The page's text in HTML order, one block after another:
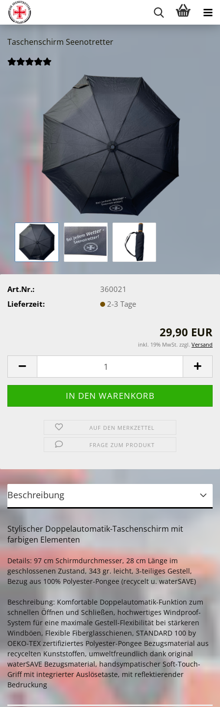
Taschenschirm Seenotretter
Art.Nr.:
360021
Lieferzeit:
2-3 Tage
29,90 EUR
inkl. 19% MwSt. zzgl. Versand
AUF DEN MERKZETTEL
FRAGE ZUM PRODUKT
Beschreibung
Stylischer Doppelautomatik-Taschenschirm mit
farbigen Elementen
Details: 97 cm Schirmdurchmesser, 28 cm Länge im
geschlossenen Zustand, 343 gr. leicht, 3-teiliges Gestell,
Bezug aus 100% Polyester-Pongee (recycelt u. waterSAVE)
Beschreibung: Komfortable Doppelautomatik-Funktion zum
schnellen Öffnen und Schließen, hochwertiges Windproof-
System für eine maximale Gestell-Flexibilität bei stärkeren
Windböen, Flexible Fiberglasschienen, STANDARD 100 by
OEKO-TEX zertifiziertes Polyester-Pongee Bezugsmaterial aus
recycelten Kunststoffen, umweltfreundlich dank original
waterSAVE Bezugsmaterial, handsympatischer Soft-Touch-
Griff mit integrierter Auslösetaste, mit reflektierender
Bedruckung